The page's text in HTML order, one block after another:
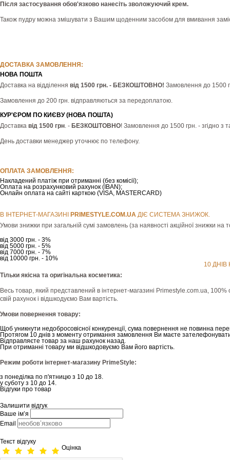
Після застосування обов'язково нанесіть зволожуючий крем.
Також пудру можна змішувати з Вашим щоденним засобом для вмивання
ДОСТАВКА ЗАМОВЛЕННЯ:
НОВА ПОШТА
Доставка на відділення від 1500 грн. - БЕЗКОШТОВНО! Замовлення до 1500
Замовлення до 200 грн. відправляються за передоплатою.
КУР'ЄРОМ ПО КИЄВУ (НОВА ПОШТА)
Доставка від 1500 грн. - БЕЗКОШТОВНО! Замовлення до 1500 грн. - згідно
День доставки менеджер уточнює по телефону.
ОПЛАТА ЗАМОВЛЕННЯ:
Накладений платіж при отриманні (без комісії);
Оплата на розрахунковий рахунок (IBAN);
Онлайн оплата на сайті карткою (VISA, MASTERCARD)
В ІНТЕРНЕТ-МАГАЗИНІ РRIMESTYLE.COM.UA ДІЄ СИСТЕМА ЗНИЖОК.
Умови знижки при загальній сумі замовлень (за наявності акційної знижки на
від 3000 грн. - 3%
від 5000 грн. - 5%
від 7000 грн. - 7%
від 10000 грн. - 10%
10
Тільки якісна та оригінальна косметика:
Весь товар, який представлений в інтернет-магазині Рrimestyle.com.ua,
свій рахунок і відшкодуємо Вам вартість.
Умови повернення товару:
Щоб уникнути недобросовісної конкуренції, сума повернення не повинна
Протягом 10 днів з моменту отримання замовлення Ви маєте
Відправляєте товар за наш рахунок назад.
При отриманні товару ми відшкодовуємо Вам його вартість.
Режим роботи інтернет-магазину PrimeStyle:
з понеділка по п'ятницю з 10 до 18.
у суботу з 10 до 14.
Відгуки про товар
Залишити відгук
Ваше ім’я
Email
Текст відгуку
Оцінка